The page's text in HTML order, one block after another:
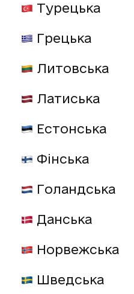
Турецька
Грецька
Литовська
Латиська
Естонська
Фінська
Голандська
Данська
Норвежська
Шведська